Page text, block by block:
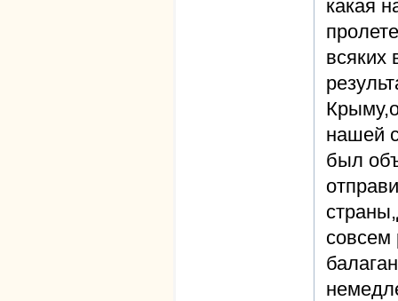
какая
всяких
нашей
был